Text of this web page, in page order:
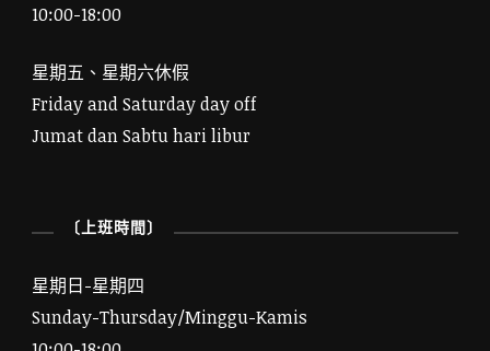
10:00-18:00
星期五、星期六休假
Friday and Saturday day off
Jumat dan Sabtu hari libur
〔上班時間〕
星期日-星期四
Sunday-Thursday/Minggu-Kamis